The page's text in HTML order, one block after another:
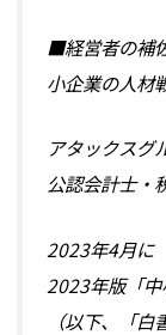
■経営者の補
小企業の人材
アタックス
公認会計士
2023年4月に
2023年版「中
（以下、「白